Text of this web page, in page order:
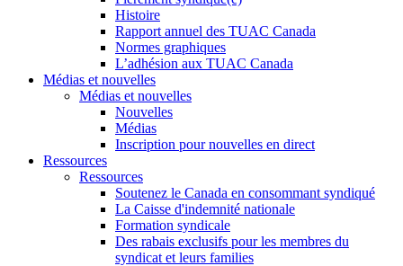
Histoire
Rapport annuel des TUAC Canada
Normes graphiques
L’adhésion aux TUAC Canada
Médias et nouvelles
Médias et nouvelles
Nouvelles
Médias
Inscription pour nouvelles en direct
Ressources
Ressources
Soutenez le Canada en consommant syndiqué
La Caisse d'indemnité nationale
Formation syndicale
Des rabais exclusifs pour les membres du
syndicat et leurs families